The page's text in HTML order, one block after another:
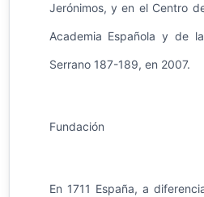
Jerónimos, y en el Centro
Academia Española y de
Serrano 187-189, en 2007.
Fundación
En 1711 España, a